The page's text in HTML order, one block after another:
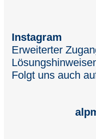
Instagram
Erweiterter
Folgt uns auch